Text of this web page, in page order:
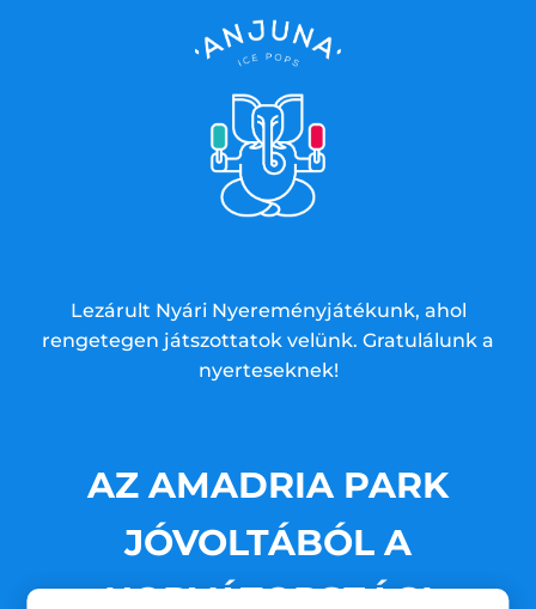
Lezárult Nyári Nyereményjátékunk, ahol
rengetegen játszottatok velünk. Gratulálunk a
nyerteseknek!
AZ AMADRIA PARK
JÓVOLTÁBÓL A
HORVÁTORSZÁGI